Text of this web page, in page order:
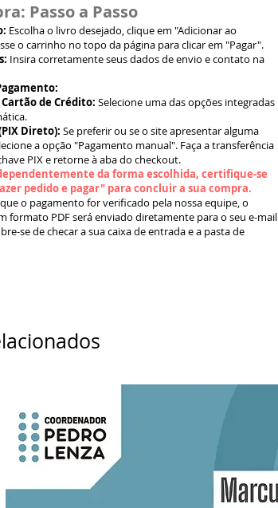
Passo a Passo
Escolha o livro desejado, clique em "Adicionar ao
o carrinho no topo da página para clicar em "Pagar".
Insira corretamente seus dados de envio e contato na
Cartão de Crédito: Selecione uma das opções integradas
Direto): Se preferir ou se o site apresentar alguma
a opção "Pagamento manual". Faça a transferência
PIX e retorne à aba do checkout.
da forma escolhida, certifique-se
pedido e pagar" para concluir a sua compra.
o pagamento for verificado pela nossa equipe, o
formato PDF será enviado diretamente para o seu e-mail
se de checar a sua caixa de entrada e a pasta de